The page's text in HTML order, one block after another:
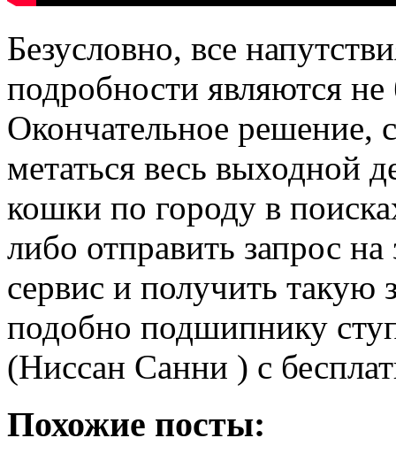
Безусловно, все
подробности являются
Окончательное решение,
метаться весь выходной
кошки по городу в
либо отправить запрос
сервис и получить такую
подобно подшипнику
(Ниссан Санни ) с
Похожие посты: